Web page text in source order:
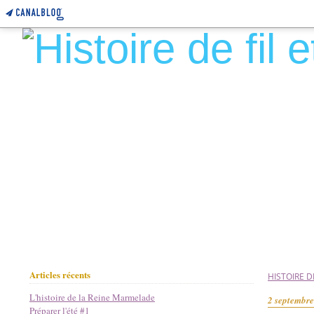
Articles récents
L'histoire de la Reine Marmelade
Préparer l'été #1
HISTOIRE
2